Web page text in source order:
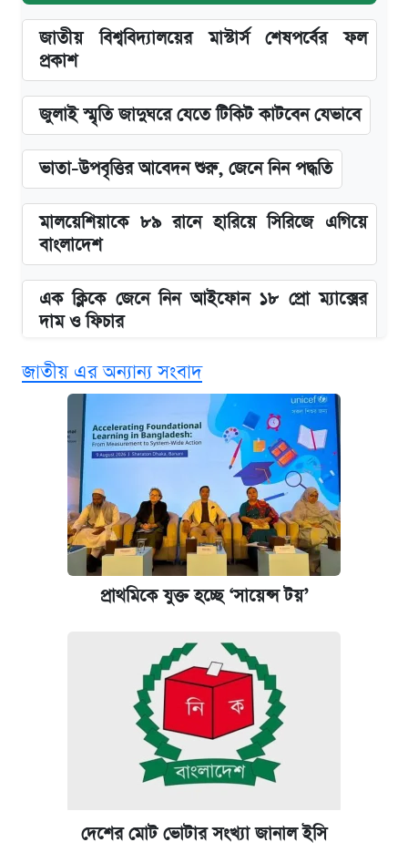
জাতীয় বিশ্ববিদ্যালয়ের মাস্টার্স শেষপর্বের ফল
প্রকাশ
জুলাই স্মৃতি জাদুঘরে যেতে টিকিট কাটবেন যেভাবে
ভাতা-উপবৃত্তির আবেদন শুরু, জেনে নিন পদ্ধতি
মালয়েশিয়াকে ৮৯ রানে হারিয়ে সিরিজে এগিয়ে
বাংলাদেশ
এক ক্লিকে জেনে নিন আইফোন ১৮ প্রো ম্যাক্সের
দাম ও ফিচার
নবম জাতীয় পে-স্কেল নিয়ে সর্বশেষ যা জানা গেল
পাঁচ দপ্তরে নতুন সচিব নিয়োগ দিল সরকার
আজকের বাজারে স্বর্ণ-রুপার দাম (৫ আগস্ট)
কবে হবে মেডিকেল ভর্তি পরীক্ষা, জানা গেল যা
আজকের বাজারে স্বর্ণের দাম (৪ আগস্ট)
আজকের বাজারে স্বর্ণের দাম (৬ আগস্ট)
রাষ্ট্রবিরোধী কর্মকাণ্ড: ঢাবির কয়েকজন শিক্ষকের
কেমব্রিজ বিশ্ববিদ্যালয়ের এমবিএ স্কলারশিপে
জাতীয় এর অন্যান্য সংবাদ
প্রাথমিকে যুক্ত হচ্ছে ‘সায়েন্স টয়’
দেশের মোট ভোটার সংখ্যা জানাল ইসি